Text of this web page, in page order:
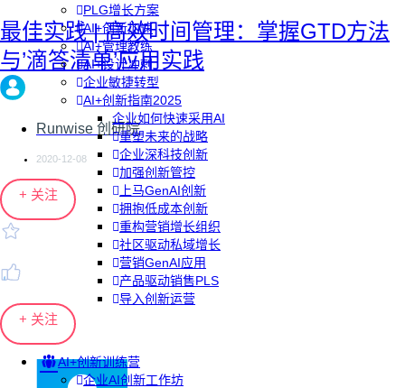
PLG增长方案
AI+创新加速
AI+管理教练
AI+设计冲刺
企业敏捷转型
AI+创新指南2025
企业如何快速采用AI
重塑未来的战略
企业深科技创新
加强创新管控
上马GenAI创新
拥抱低成本创新
重构营销增长组织
社区驱动私域增长
营销GenAI应用
产品驱动销售PLS
导入创新运营
AI+创新训练营
企业AI创新工作坊
最佳实践 | 高效时间管理：掌握GTD方法
与’滴答清单’应用实践
Runwise 创研院
2020-12-08
+ 关注
+ 关注